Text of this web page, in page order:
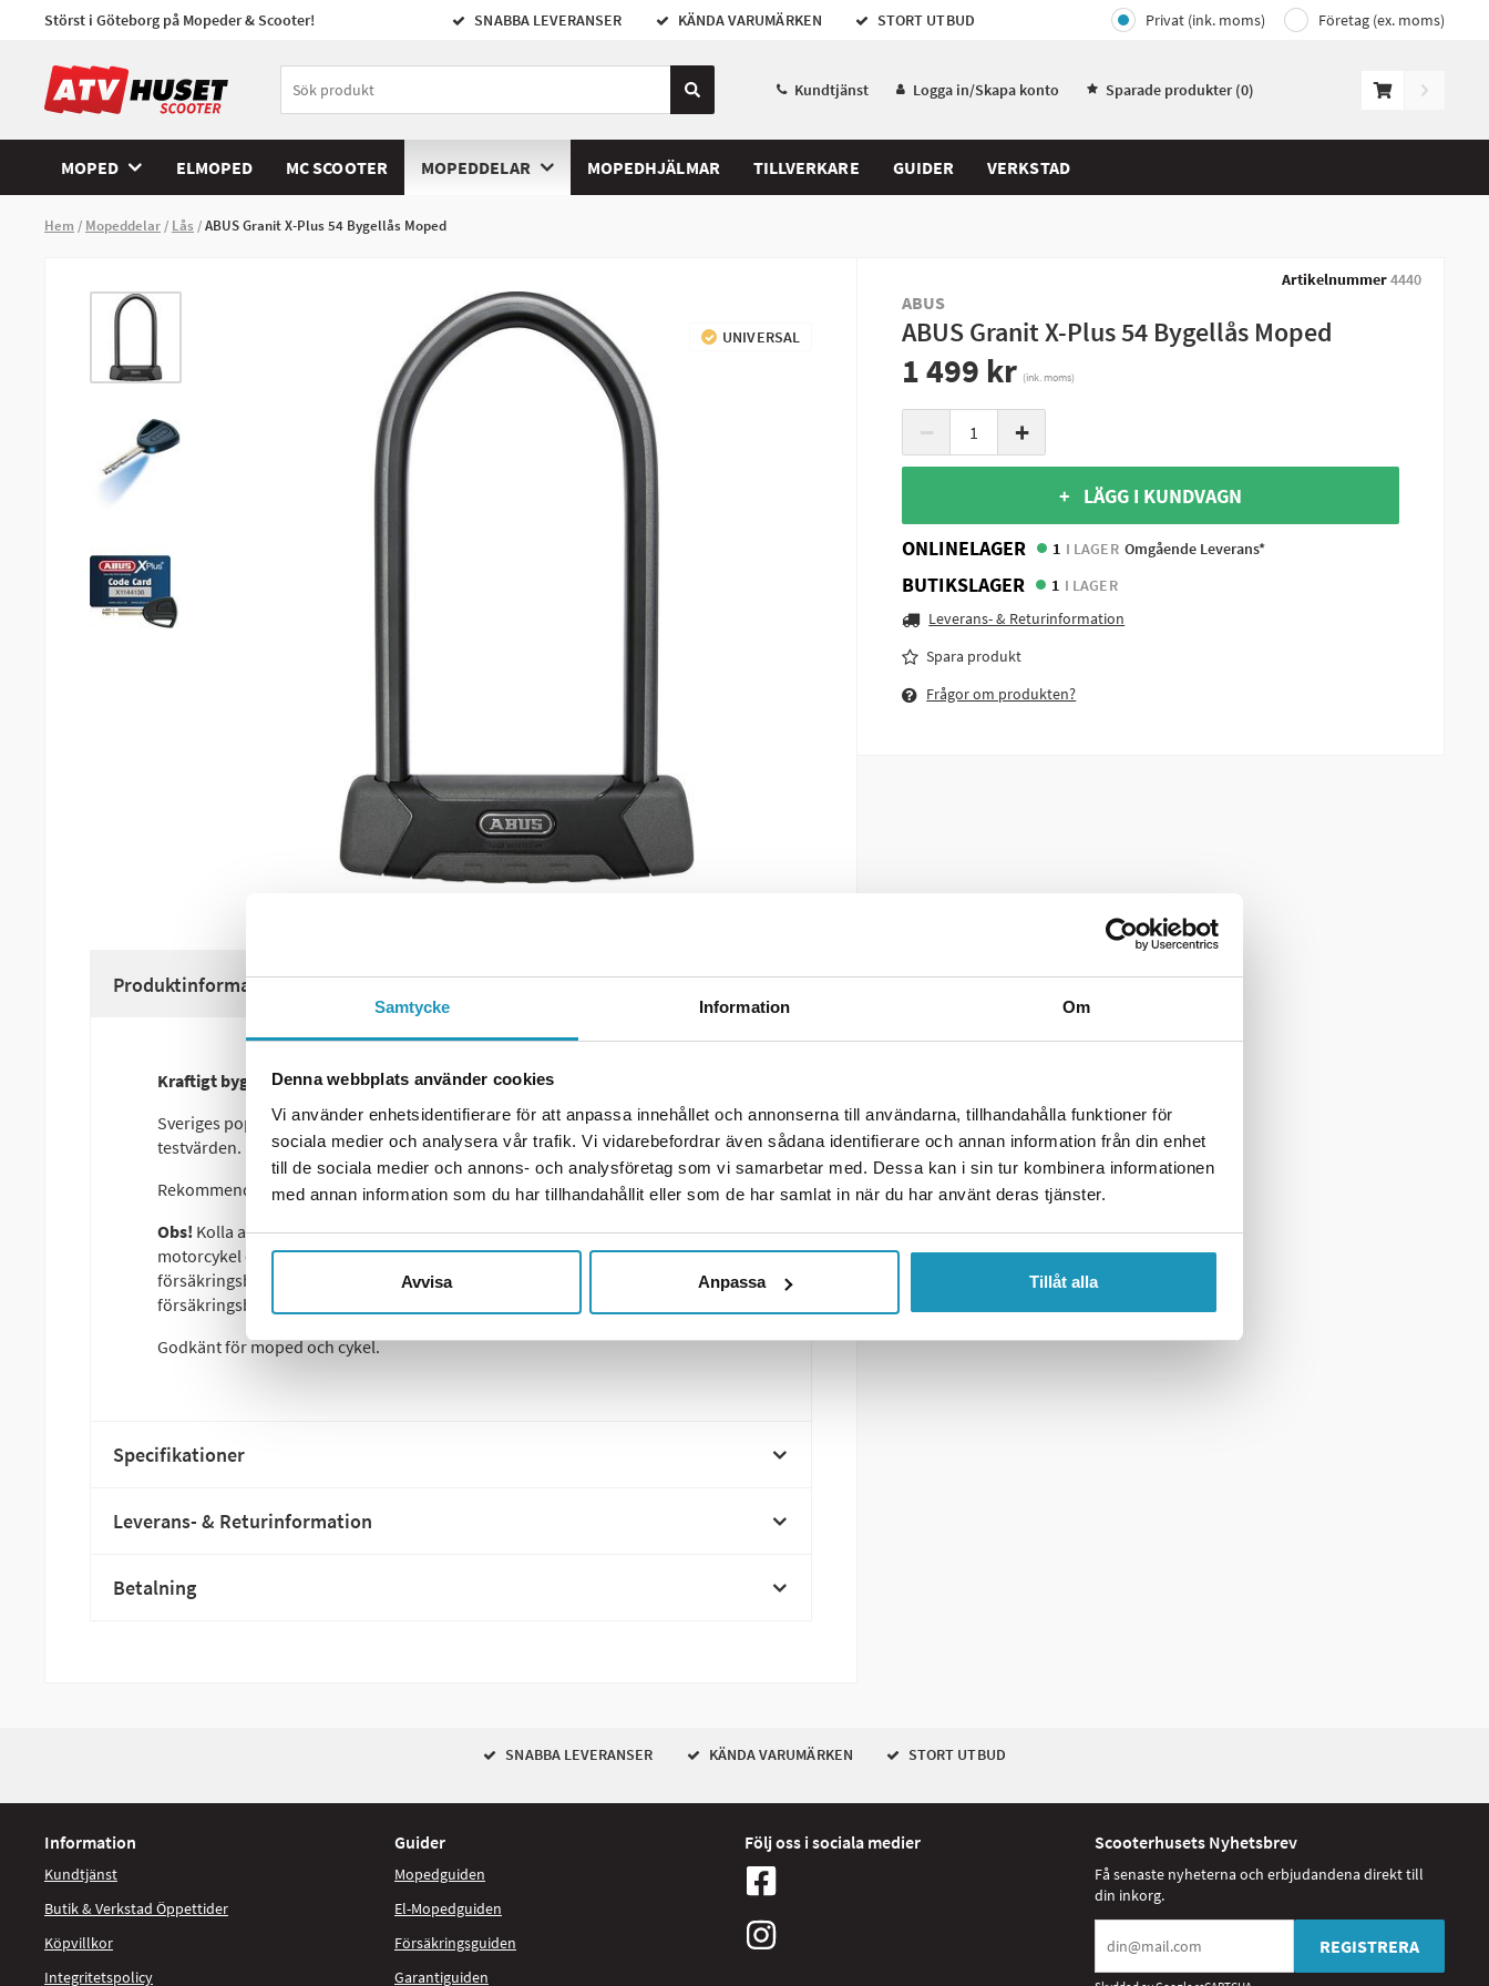
Samtycke Information Om
Denna webbplats använder cookies
Vi använder enhetsidentifierare för att anpassa innehållet och annonserna till användarna, tillhandahålla funktioner för
sociala medier och analysera vår trafik. Vi vidarebefordrar även sådana identifierare och annan information från din enhet
till de sociala medier och annons- och analysföretag som vi samarbetar med. Dessa kan i sin tur kombinera informationen
med annan information som du har tillhandahållit eller som de har samlat in när du har använt deras tjänster.
Avvisa Anpassa Tillåt alla
Störst i Göteborg på Mopeder & Scooter! SNABBA LEVERANSER KÄNDA VARUMÄRKEN STORT UTBUD Privat (ink. moms) Företag (ex. moms)
Kundtjänst Logga in/Skapa konto Sparade produkter (0)
MOPED ELMOPED MC SCOOTER MOPEDDELAR MOPEDHJÄLMAR TILLVERKARE GUIDER VERKSTAD
Hem Mopeddelar Lås ABUS Granit X-Plus 54 Bygellås Moped
UNIVERSAL
Artikelnummer4440
ABUS
ABUS Granit X-Plus 54 Bygellås Moped
1 499 kr (ink. moms)
− +
+ LÄGG I KUNDVAGN
ONLINELAGER 1 I LAGER Omgående Leverans*
BUTIKSLAGER 1 I LAGER
Leverans- & Returinformation
Spara produkt
Frågor om produkten?
Produktinformation
Kraftigt bygellås för Moped
Sveriges populäraste mopedlås. Tillverkat i fyrkantsstål, med överlägsna
testvärden. Mer än 6 tons dragstyrka och 13 tons klippmotstånd.
Rekommenderas till bl.a. offroad-mopeder.
Obs! Kolla alltid med ditt försäkringsbolag vilka krav som ställs för just din
motorcykel eller moped. Variationer förekommer inom samma
försäkringsbolag beroende på bostadsområde. Tänk på att
försäkringsbolagens krav blir allt hårdare och ofta krävs kätting.
Godkänt för moped och cykel.
Specifikationer
Leverans- & Returinformation
Betalning
SNABBA LEVERANSER KÄNDA VARUMÄRKEN STORT UTBUD
Information
Kundtjänst
Butik & Verkstad Öppettider
Köpvillkor
Integritetspolicy
Guider
Mopedguiden
El-Mopedguiden
Försäkringsguiden
Garantiguiden
Följ oss i sociala medier Scooterhusets Nyhetsbrev
Få senaste nyheterna och erbjudandena direkt till
din inkorg.
REGISTRERA